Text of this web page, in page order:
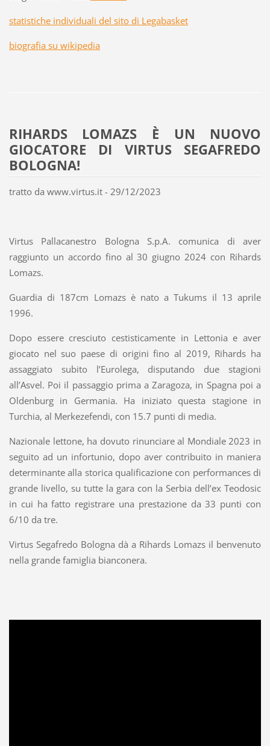
statistiche individuali del sito di Legabasket
biografia su wikipedia
RIHARDS LOMAZS È UN NUOVO
GIOCATORE DI VIRTUS SEGAFREDO
BOLOGNA!
tratto da www.virtus.it - 29/12/2023
Virtus Pallacanestro Bologna S.p.A. comunica di aver
raggiunto un accordo fino al 30 giugno 2024 con Rihards
Lomazs.
Guardia di 187cm Lomazs è nato a Tukums il 13 aprile
1996.
Dopo essere cresciuto cestisticamente in Lettonia e aver
giocato nel suo paese di origini fino al 2019, Rihards ha
assaggiato subito l’Eurolega, disputando due stagioni
all’Asvel. Poi il passaggio prima a Zaragoza, in Spagna poi a
Oldenburg in Germania. Ha iniziato questa stagione in
Turchia, al Merkezefendi, con 15.7 punti di media.
Nazionale lettone, ha dovuto rinunciare al Mondiale 2023 in
seguito ad un infortunio, dopo aver contribuito in maniera
determinante alla storica qualificazione con performances di
grande livello, su tutte la gara con la Serbia dell’ex Teodosic
in cui ha fatto registrare una prestazione da 33 punti con
6/10 da tre.
Virtus Segafredo Bologna dà a Rihards Lomazs il benvenuto
nella grande famiglia bianconera.